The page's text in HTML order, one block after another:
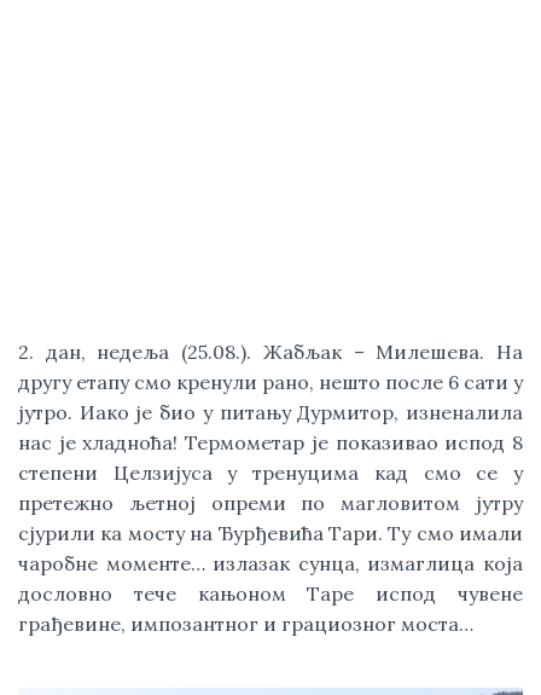
2. дан, недеља (25.08.). Жабљак – Милешева. На
другу етапу смо кренули рано, нешто после 6 сати у
јутро. Иако је био у питању Дурмитор, изненалила
нас је хладноћа! Термометар је показивао испод 8
степени Целзијуса у тренуцима кад смо се у
претежно љетној опреми по магловитом јутру
сјурили ка мосту на Ђурђевића Тари. Ту смо имали
чаробне моменте… излазак сунца, измаглица која
дословно тече кањоном Таре испод чувене
грађевине, импозантног и грациозног моста…